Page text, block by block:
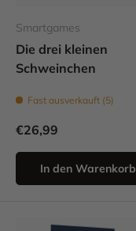
Smartgames
Die drei kleinen
Schweinchen
Fast ausverkauft (5)
€26,99
In den Warenkorb